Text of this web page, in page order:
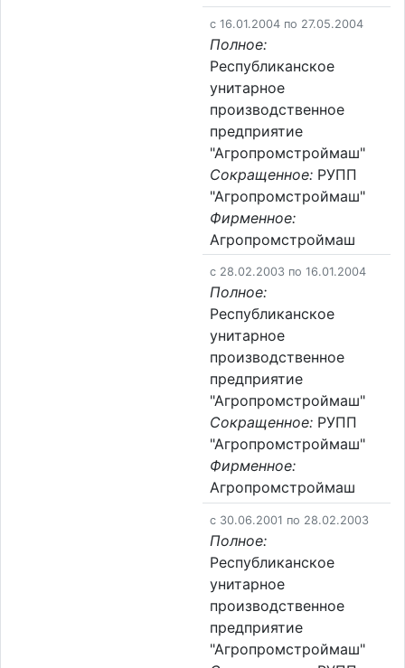
c 16.01.2004 по 27.05.2004
Полное:
Республиканское
унитарное
производственное
предприятие
"Агропромстроймаш"
Сокращенное: РУПП
"Агропромстроймаш"
Фирменное:
Агропромстроймаш
c 28.02.2003 по 16.01.2004
Полное:
Республиканское
унитарное
производственное
предприятие
"Агропромстроймаш"
Сокращенное: РУПП
"Агропромстроймаш"
Фирменное:
Агропромстроймаш
c 30.06.2001 по 28.02.2003
Полное:
Республиканское
унитарное
производственное
предприятие
"Агропромстроймаш"